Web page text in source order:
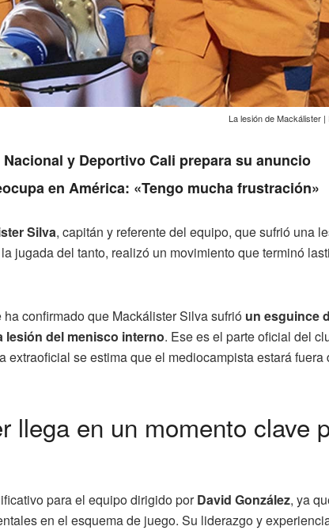
La lesión de Mackálister
y Deportivo Cali prepara su anuncio
en América: «Tengo mucha frustración»
Silva, capitán y referente del equipo, que sufrió una
jugada del tanto, realizó un movimiento que terminó
confirmado que Mackálister Silva sufrió un esguince
lesión del menisco interno. Ese es el parte oficial del
extraoficial se estima que el mediocampista estará fuera
llega en un momento clave
para el equipo dirigido porDavid González, ya
en el esquema de juego. Su liderazgo y